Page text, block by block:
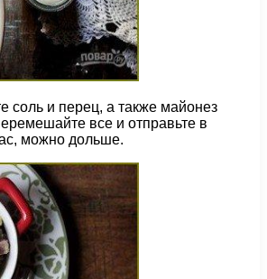
соль и перец, а также майонез
все и отправьте в
можно дольше.